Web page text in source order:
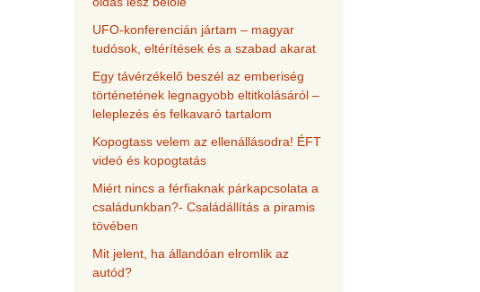
UFO-konferencián jártam – magyar
tudósok, eltérítések és a szabad akarat
Egy távérzékelő beszél az emberiség
történetének legnagyobb eltitkolásáról –
leleplezés és felkavaró tartalom
Kopogtass velem az ellenállásodra! ÉFT
videó és kopogtatás
Miért nincs a férfiaknak párkapcsolata a
családunkban?- Családállítás a piramis
tövében
Mit jelent, ha állandóan elromlik az
autód?